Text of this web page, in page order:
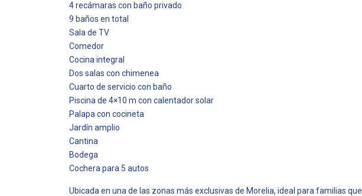
4 recámaras con baño privado
9 baños en total
Sala de TV
Comedor
Cocina integral
Dos salas con chimenea
Cuarto de servicio con baño
Piscina de 4×10 m con calentador solar
Palapa con cocineta
Jardín amplio
Cantina
Bodega
Cochera para 5 autos
Ubicada en una de las zonas más exclusivas de Morelia, ideal para familias que